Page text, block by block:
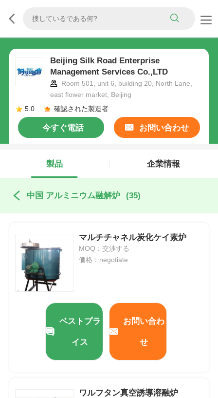
Beijing Silk Road Enterprise
Management Services Co.,LTD
Room 501, unit 6, building 20, North Lane,
east flower market, Beijing
5.0
確認された製造者
今すぐ電話 お問い合わせ
製品 企業情報
中国 アルミニウム融解炉 (35)
マルチチャネル炭化ケイ素炉
MOQ：交渉する
価格：negotiate
ベストプラ
イス
お問い合わ
せ
ワルフタン真空誘導溶融炉